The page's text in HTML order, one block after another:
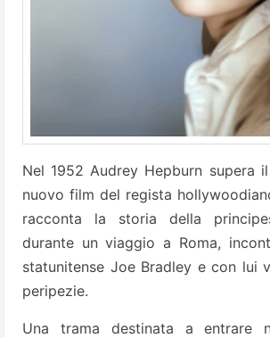
Nel 1952 Audrey Hepburn supera
nuovo film del regista
racconta la storia della
durante un viaggio a Roma,
statunitense Joe Bradley e con lui
peripezie.
Una trama destinata a entrare